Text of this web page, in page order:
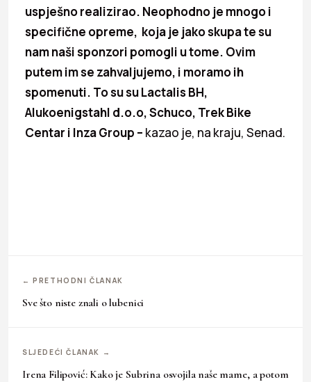
uspješno realizirao. Neophodno je mnogo i
specifične opreme, koja je jako skupa te su
nam naši sponzori pomogli u tome. Ovim
putem im se zahvaljujemo, i moramo ih
spomenuti. To su su Lactalis BH,
Alukoenigstahl d.o.o, Schuco, Trek Bike
Centar i Inza Group – kazao je, na kraju, Senad.
← PRETHODNI ČLANAK
Sve što niste znali o lubenici
SLJEDEĆI ČLANAK →
Irena Filipović: Kako je Subrina osvojila naše mame, a potom